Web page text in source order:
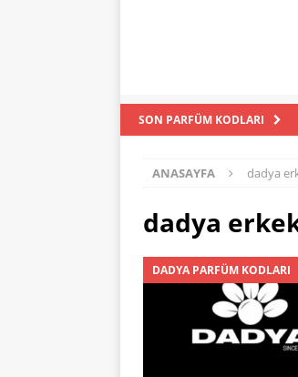
SON PARFÜM KODLARI
ANASAYFA dadya
dadya
DADYA PARFÜM KODLARI